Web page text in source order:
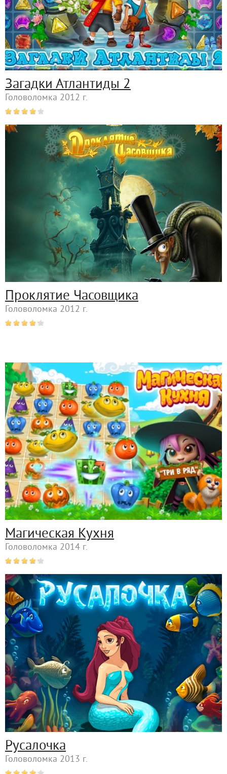
Загадки Атлантиды 2
Головоломка 2012 г.
Проклятие Часовщика
Головоломка 2012 г.
Магическая Кухня
Головоломка 2014 г.
Русалочка
Головоломка 2013 г.